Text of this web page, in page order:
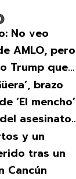
No veo
AMLO, pero
Trump que
estánbrazo
‘El mencho’
asesinato
y un
tras un
Cancún